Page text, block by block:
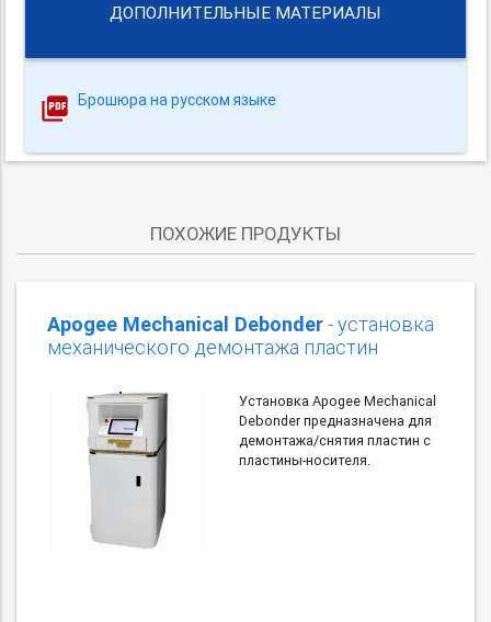
ДОПОЛНИТЕЛЬНЫЕ МАТЕРИАЛЫ
Брошюра на русском языке
ПОХОЖИЕ ПРОДУКТЫ
Apogee Mechanical Debonder- установка
механического демонтажа пластин
Установка Apogee Mechanical
Debonder предназначена для
демонтажа/снятия пластин с
пластины-носителя.